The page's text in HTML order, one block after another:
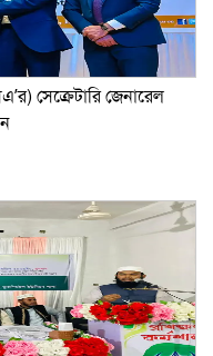
সেক্রেটারি জেনারেল